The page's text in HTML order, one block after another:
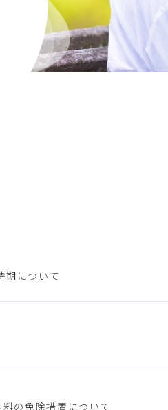
期について
の免除措置について